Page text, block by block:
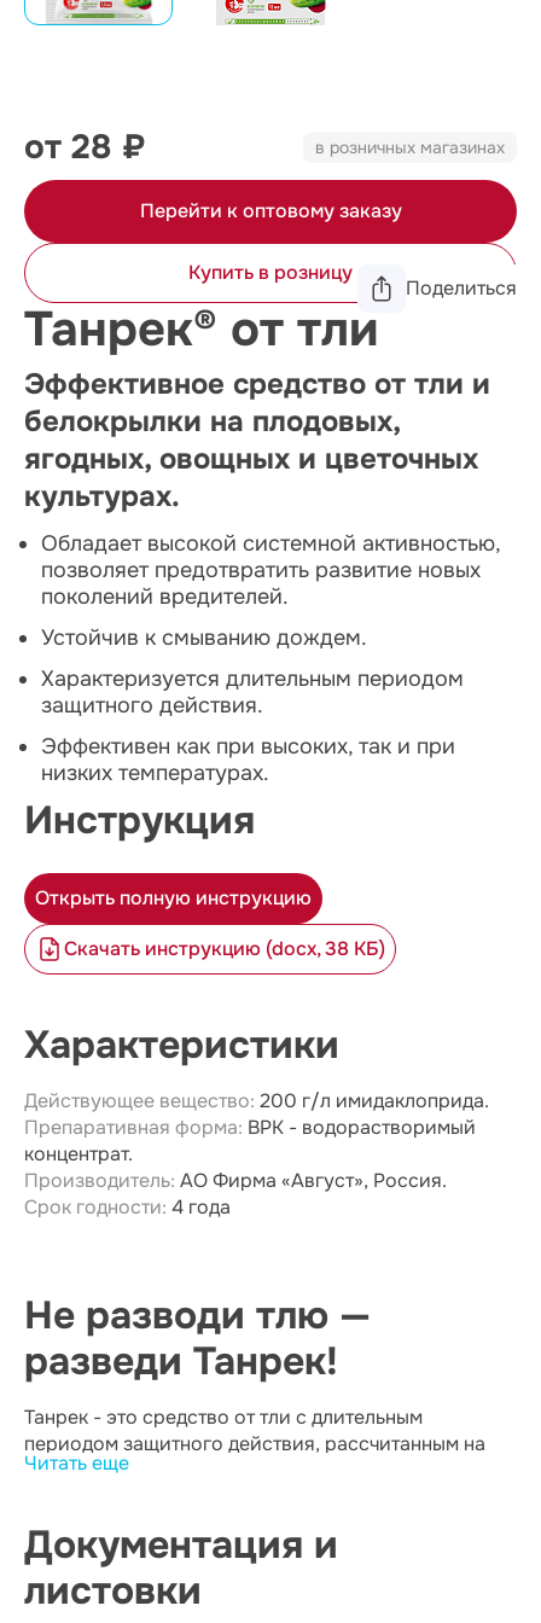
от 28 ₽ в розничных магазинах
Перейти к оптовому заказу
Купить в розницу
Поделиться
Танрек® от тли
Эффективное средство от тли и
белокрылки на плодовых,
ягодных, овощных и цветочных
культурах.
Обладает высокой системной активностью,
позволяет предотвратить развитие новых
поколений вредителей.
Устойчив к смыванию дождем.
Характеризуется длительным периодом
защитного действия.
Эффективен как при высоких, так и при
низких температурах.
Инструкция
Открыть полную инструкцию
Скачать инструкцию (docx, 38 КБ)
Характеристики
Действующее вещество: 200 г/л имидаклоприда.
Препаративная форма: ВРК - водорастворимый
концентрат.
Производитель: АО Фирма «Август», Россия.
Срок годности: 4 года
Не разводи тлю —
разведи Танрек!
Танрек - это средство от тли с длительным
периодом защитного действия, рассчитанным на
уничтожение тли на овощных, плодовых, ягодных и
Танрек эффективен благодаря двум механизмам
действия (вредитель погибает при
непосредственном контакте с раствором препарата
Читать еще
Документация и
листовки